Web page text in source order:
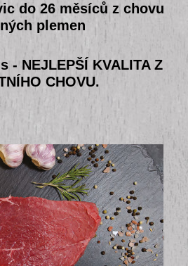
do 26 měsíců z chovu
plemen
- NEJLEPŠÍ KVALITA Z
CHOVU.